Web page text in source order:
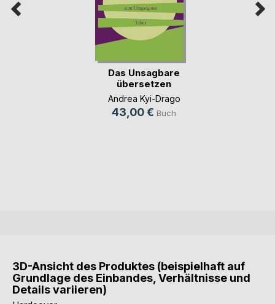
Das Unsagbare
übersetzen
Andrea Kyi-Drago
43,00 € Buch
3D-Ansicht des Produktes (beispielhaft auf
Grundlage des Einbandes, Verhältnisse und
Details variieren)